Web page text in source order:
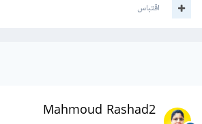
اقتباس
Mahmoud Rashad2